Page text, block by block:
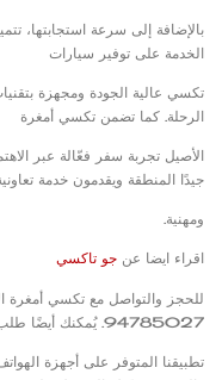
بالإضافة إلى سرعة استجابتها،
الخدمة على توفير سيارات
تكسي عالية الجودة ومجهزة
الرحلة. كما تضمن تكسي أمغرة
الأصيل تجربة سفر فعّالة عبر
جيدًا المنطقة ويقدمون خدمة
ومهنية.
اقراء ايضا عن جو تاكسي
للحجز والتواصل مع تكسي أمغرة
94785027. يُمكنك أيضًا طلب الخدمة عبر
تطبيقنا المتوفر على أجهزة